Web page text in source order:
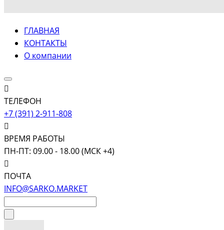
ГЛАВНАЯ
КОНТАКТЫ
О компании
ТЕЛЕФОН
+7 (391) 2-911-808
ВРЕМЯ РАБОТЫ
ПН-ПТ: 09.00 - 18.00 (МСК +4)
ПОЧТА
INFO@SARKO.MARKET